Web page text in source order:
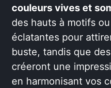
couleurs vives et
des hauts à motifs
éclatantes pour
buste, tandis que
créeront une
en harmonisant vos